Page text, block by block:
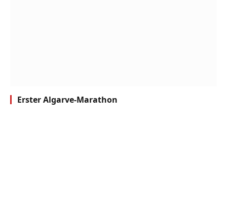
Erster Algarve-Marathon